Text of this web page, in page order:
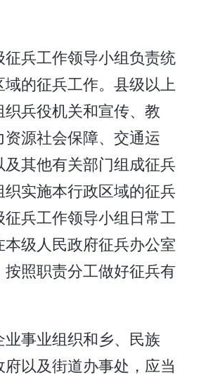
兵工作领导小组负责统
的征兵工作。县级以上
兵役机关和宣传、教
源社会保障、交通运
其他有关部门组成征兵
实施本行政区域的征兵
兵工作领导小组日常工
级人民政府征兵办公室
照职责分工做好征兵有
事业组织和乡、民族
以及街道办事处，应当